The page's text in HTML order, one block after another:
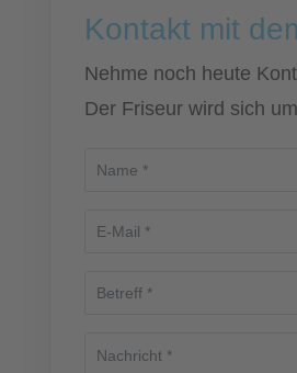
Kontakt mit
Nehme noch heute
Der Friseur wird sich